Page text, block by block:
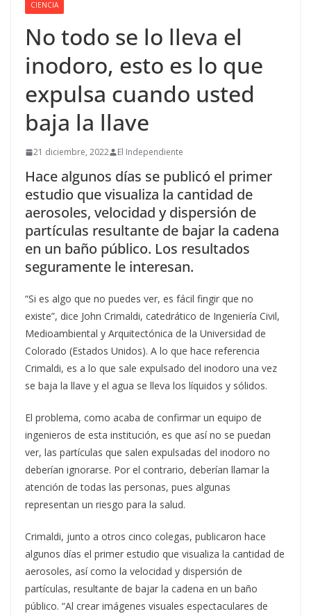
CIENCIA
No todo se lo lleva el
inodoro, esto es lo que
expulsa cuando usted
baja la llave
21 diciembre, 2022 El Independiente
Hace algunos días se publicó el primer
estudio que visualiza la cantidad de
aerosoles, velocidad y dispersión de
partículas resultante de bajar la cadena
en un baño público. Los resultados
seguramente le interesan.
“Si es algo que no puedes ver, es fácil fingir que no
existe”, dice John Crimaldi, catedrático de Ingeniería Civil,
Medioambiental y Arquitectónica de la Universidad de
Colorado (Estados Unidos). A lo que hace referencia
Crimaldi, es a lo que sale expulsado del inodoro una vez
se baja la llave y el agua se lleva los líquidos y sólidos.
El problema, como acaba de confirmar un equipo de
ingenieros de esta institución, es que así no se puedan
ver, las partículas que salen expulsadas del inodoro no
deberían ignorarse. Por el contrario, deberían llamar la
atención de todas las personas, pues algunas
representan un riesgo para la salud.
Crimaldi, junto a otros cinco colegas, publicaron hace
algunos días el primer estudio que visualiza la cantidad de
aerosoles, así como la velocidad y dispersión de
partículas, resultante de bajar la cadena en un baño
público. “Al crear imágenes visuales espectaculares de